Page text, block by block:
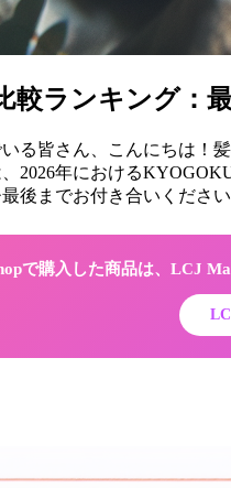
ランキング：
る皆さん、こんにちは
2026年における
後までお付き合いください
で購入した商品は、LCJ